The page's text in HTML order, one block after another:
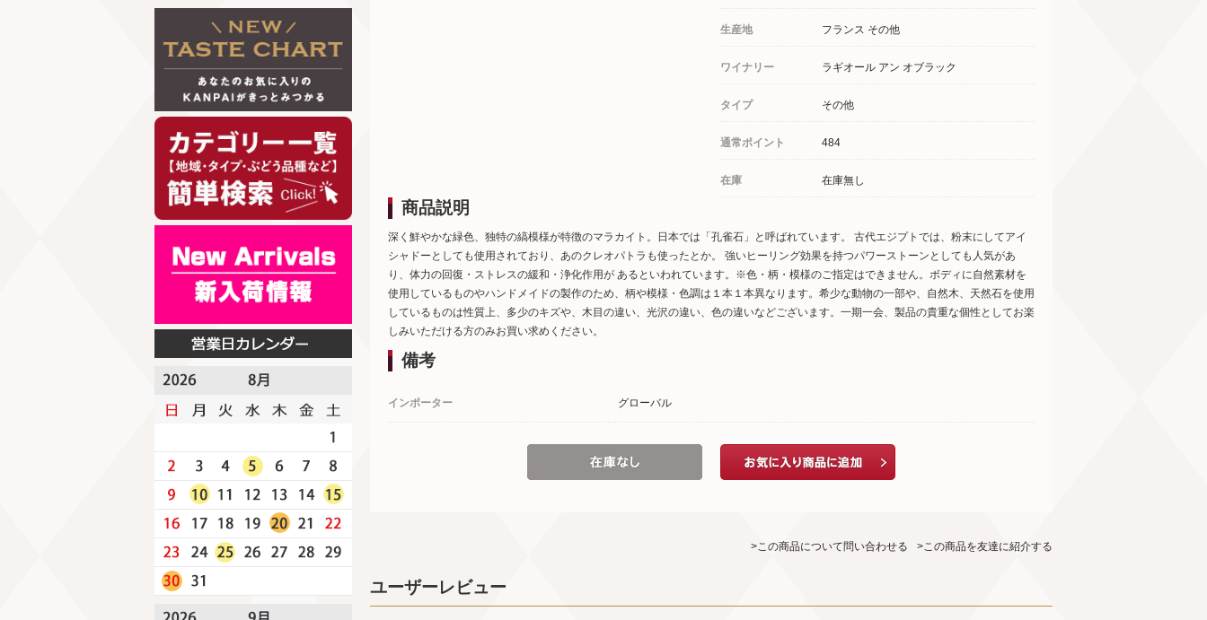
生産地 フランス その他
ワイナリー ラギオール アン オブラック
タイプ その他
通常ポイント 484
在庫 在庫無し
商品説明
深く鮮やかな緑色、独特の縞模様が特徴のマラカイト。日本では「孔雀石」と呼ばれています。 古代エジプトでは、粉末にしてアイ
シャドーとしても使用されており、あのクレオパトラも使ったとか。 強いヒーリング効果を持つパワーストーンとしても人気があ
り、体力の回復・ストレスの緩和・浄化作用が あるといわれています。※色・柄・模様のご指定はできません。ボディに自然素材を
使用しているものやハンドメイドの製作のため、柄や模様・色調は１本１本異なります。希少な動物の一部や、自然木、天然石を使用
しているものは性質上、多少のキズや、木目の違い、光沢の違い、色の違いなどございます。一期一会、製品の貴重な個性としてお楽
しみいただける方のみお買い求めください。
備考
インポーター グローバル
>この商品について問い合わせる >この商品を友達に紹介する
ユーザーレビュー